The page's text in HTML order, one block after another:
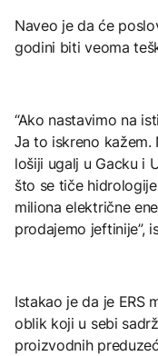
Naveo je da će
godini biti veoma
“Ako nastavimo na
Јa to iskreno
lošiji ugalj u Gacku i
što se tiče
miliona električne
prodajemo jeftinije”,
Istakao je da je ERS
oblik koji u sebi
proizvodnih